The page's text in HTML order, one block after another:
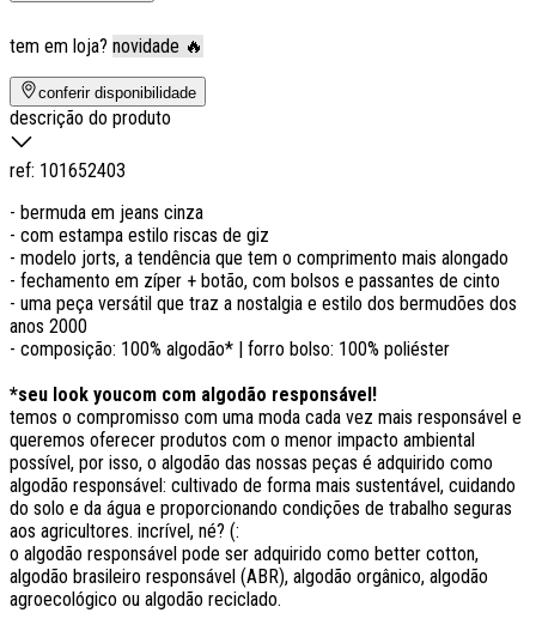
tem em loja? novidade 🔥
conferir disponibilidade
descrição do produto
ref: 101652403
- bermuda em jeans cinza
- com estampa estilo riscas de giz
- modelo jorts, a tendência que tem o comprimento mais alongado
- fechamento em zíper + botão, com bolsos e passantes de cinto
- uma peça versátil que traz a nostalgia e estilo dos bermudões dos
anos 2000
- composição: 100% algodão* | forro bolso: 100% poliéster
*seu look youcom com algodão responsável!
temos o compromisso com uma moda cada vez mais responsável e
queremos oferecer produtos com o menor impacto ambiental
possível, por isso, o algodão das nossas peças é adquirido como
algodão responsável: cultivado de forma mais sustentável, cuidando
do solo e da água e proporcionando condições de trabalho seguras
aos agricultores. incrível, né? (:
o algodão responsável pode ser adquirido como better cotton,
algodão brasileiro responsável (ABR), algodão orgânico, algodão
agroecológico ou algodão reciclado.